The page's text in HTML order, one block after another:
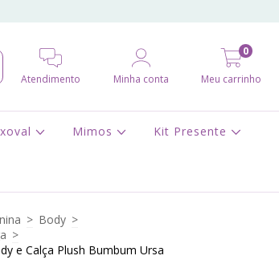
Atendimento Minha conta Meu carrinho
0
Mimos Kit Presente
> Body >
>
e Calça Plush Bumbum Ursa